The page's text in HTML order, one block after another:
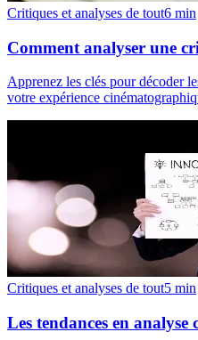
Critiques et analyses de tout6 min
Comment analyser une
Apprenez les clés pour décoder
votre expérience
Critiques et analyses de tout5 min
Les tendances en